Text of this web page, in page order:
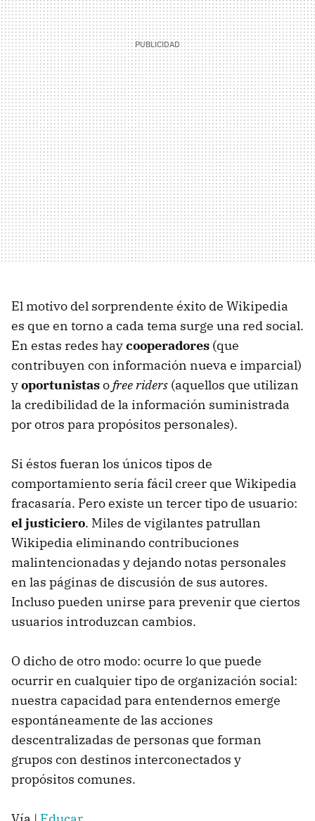
El motivo del sorprendente éxito de Wikipedia
es que en torno a cada tema surge una red social.
En estas redes haycooperadores (que
contribuyen con información nueva e imparcial)
yoportunistasofree riders (aquellos que utilizan
la credibilidad de la información suministrada
por otros para propósitos personales).
Si éstos fueran los únicos tipos de
comportamiento sería fácil creer que Wikipedia
fracasaría. Pero existe un tercer tipo de usuario:
el justiciero. Miles de vigilantes patrullan
Wikipedia eliminando contribuciones
malintencionadas y dejando notas personales
en las páginas de discusión de sus autores.
Incluso pueden unirse para prevenir que ciertos
usuarios introduzcan cambios.
O dicho de otro modo: ocurre lo que puede
ocurrir en cualquier tipo de organización social:
nuestra capacidad para entendernos emerge
espontáneamente de las acciones
descentralizadas de personas que forman
grupos con destinos interconectados y
propósitos comunes.